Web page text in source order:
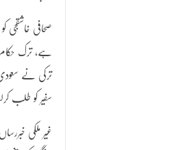
صحافی خاشقجی
ہے، ترک
ترکی نے
سفیر کو طلب
غیر ملکی